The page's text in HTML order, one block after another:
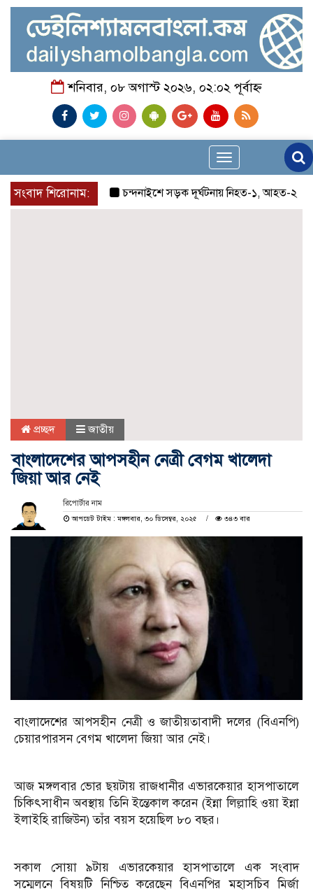
শনিবার, ০৮ অগাস্ট ২০২৬, ০২:০২ পূর্বাহ্ন
Toggle
navigation
সংবাদ শিরোনাম:
চন্দনাইশে সড়ক দূর্ঘটনায় নিহত-১, আহত-২
প্রচ্ছদ জাতীয়
বাংলাদেশের আপসহীন নেত্রী বেগম খালেদা
জিয়া আর নেই
রিপোর্টার নাম
আপডেট টাইম : মঙ্গলবার, ৩০ ডিসেম্বর, ২০২৫
৩৪৩ বার
বাংলাদেশের আপসহীন নেত্রী ও জাতীয়তাবাদী দলের (বিএনপি)
চেয়ারপারসন বেগম খালেদা জিয়া আর নেই।
আজ মঙ্গলবার ভোর ছয়টায় রাজধানীর এভারকেয়ার হাসপাতালে
চিকিৎসাধীন অবস্থায় তিনি ইন্তেকাল করেন (ইন্না লিল্লাহি ওয়া ইন্না
ইলাইহি রাজিউন) তাঁর বয়স হয়েছিল ৮০ বছর।
সকাল সোয়া ৯টায় এভারকেয়ার হাসপাতালে এক সংবাদ
সম্মেলনে বিষয়টি নিশ্চিত করেছেন বিএনপির মহাসচিব মির্জা